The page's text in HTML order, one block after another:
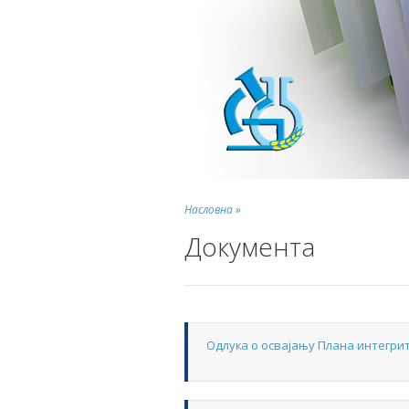
Насловна »
Документа
Одлука о освајању Плана